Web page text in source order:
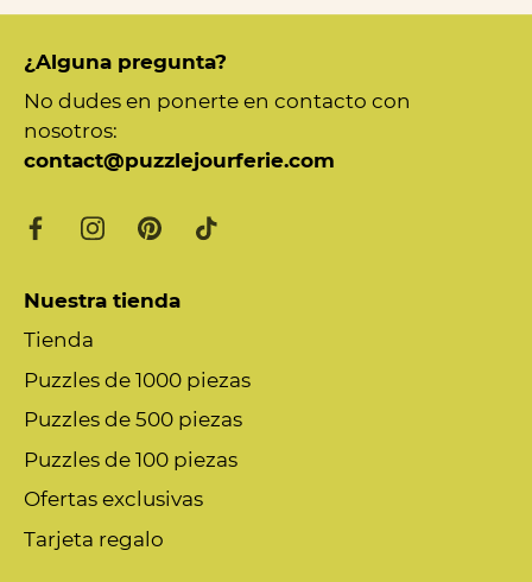
¿Alguna pregunta?
No dudes en ponerte en contacto con
nosotros:
contact@puzzlejourferie.com
Nuestra tienda
Tienda
Puzzles de 1000 piezas
Puzzles de 500 piezas
Puzzles de 100 piezas
Ofertas exclusivas
Tarjeta regalo